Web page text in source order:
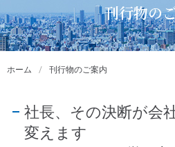
刊行物の
ホーム / 刊行物のご案内
社長、その決断が会
変えます